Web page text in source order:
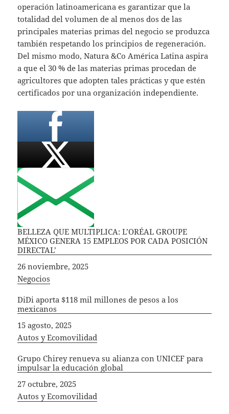
operación latinoamericana es garantizar que la
totalidad del volumen de al menos dos de las
principales materias primas del negocio se produzca
también respetando los principios de regeneración.
Del mismo modo, Natura &Co América Latina aspira
a que el 30 % de las materias primas procedan de
agricultores que adopten tales prácticas y que estén
certificados por una organización independiente.
BELLEZA QUE MULTIPLICA: L’ORÉAL GROUPE
MÉXICO GENERA 15 EMPLEOS POR CADA POSICIÓN
DIRECTAL’
Fecha
26 noviembre, 2025
In relation to
Negocios
DiDi aporta $118 mil millones de pesos a los
mexicanos
Fecha
15 agosto, 2025
In relation to
Autos y Ecomovilidad
Grupo Chirey renueva su alianza con UNICEF para
impulsar la educación global
Fecha
27 octubre, 2025
In relation to
Autos y Ecomovilidad